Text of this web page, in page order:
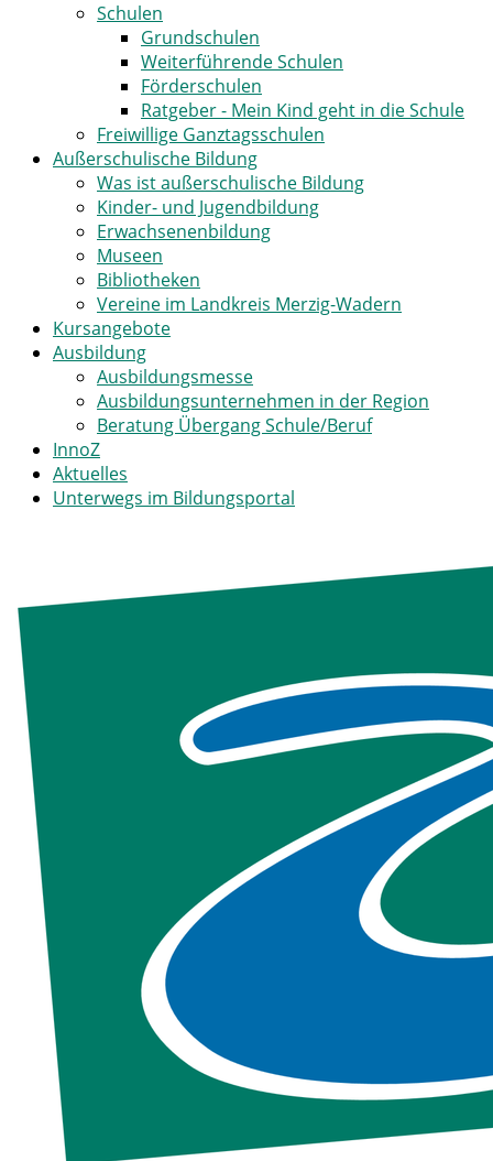
Schulen
Grundschulen
Weiterführende Schulen
Förderschulen
Ratgeber - Mein Kind geht in die Schule
Freiwillige Ganztagsschulen
Außerschulische Bildung
Was ist außerschulische Bildung
Kinder- und Jugendbildung
Erwachsenenbildung
Museen
Bibliotheken
Vereine im Landkreis Merzig-Wadern
Kursangebote
Ausbildung
Ausbildungsmesse
Ausbildungsunternehmen in der Region
Beratung Übergang Schule/Beruf
InnoZ
Aktuelles
Unterwegs im Bildungsportal